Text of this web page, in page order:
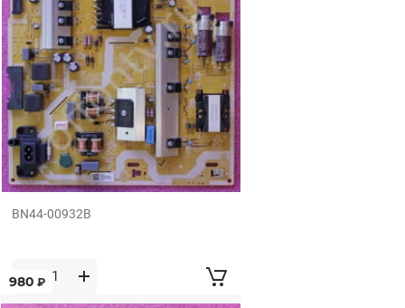
BN44-00932B
980 ₽